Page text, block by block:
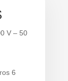
V – 50
6